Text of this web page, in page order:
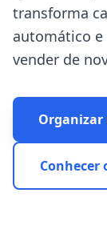
transforma
automático
vender de
Organizar
Conhecer